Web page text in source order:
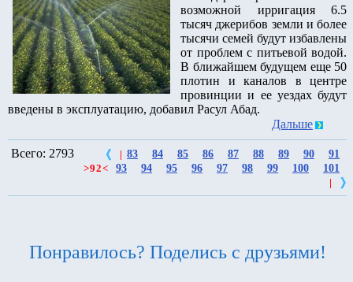
возможной ирригация 6.5
тысяч джерибов земли и более
тысячи семей будут избавлены
от проблем с питьевой водой.
В ближайшем будущем еще 50
плотин и каналов в центре
провинции и ее уездах будут
введены в эксплуатацию, добавил Расул Абад.
Дальше
Всего: 2793 83 84 85 86 87 88 89 90 91
>92< 93 94 95 96 97 98 99 100 101
Понравилось? Поделись с друзьями!